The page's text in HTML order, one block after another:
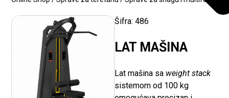
NOVO Šifra: 486
LAT MAŠINA
Lat mašina sa weight stack
sistemom od 100 kg